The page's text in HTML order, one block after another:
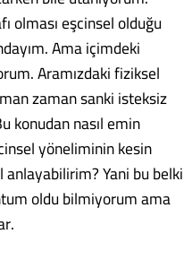
olması eşcinsel olduğu
Ama içimdeki
Aramızdaki fiziksel
zaman sanki isteksiz
konudan nasıl emin
yöneliminin kesin
Yani bu belki
oldu bilmiyorum ama